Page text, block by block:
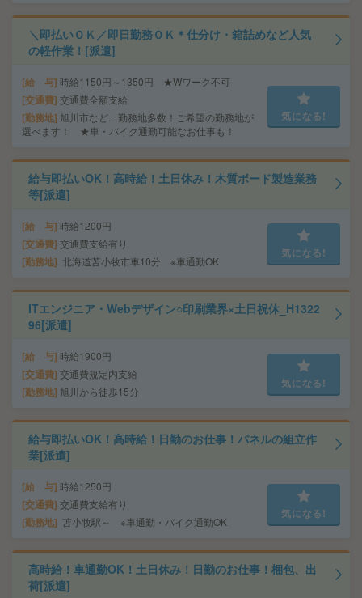
＼即払いＯＫ／即日勤務ＯＫ＊仕分け・箱詰めなど人気
の軽作業！[派遣]
給 与 時給1150円～1350円 ★Wワーク不可
交通費 交通費全額支給
勤務地 旭川市など…勤務地多数！ご希望の勤務地が
選べます！ ★車・バイク通勤可能なお仕事も！
気になる!
給与即払いOK！高時給！土日休み！木質ボード製造業務
等[派遣]
給 与 時給1200円
交通費 交通費支給有り
勤務地 北海道苫小牧市車10分 ※車通勤OK
気になる!
ITエンジニア・Webデザイン○印刷業界×土日祝休_H1322
96[派遣]
給 与 時給1900円
交通費 交通費規定内支給
勤務地 旭川から徒歩15分
気になる!
給与即払いOK！高時給！日勤のお仕事！パネルの組立作
業[派遣]
給 与 時給1250円
交通費 交通費支給有り
勤務地 苫小牧駅～ ※車通勤・バイク通勤OK
気になる!
高時給！車通勤OK！土日休み！日勤のお仕事！梱包、出
荷[派遣]